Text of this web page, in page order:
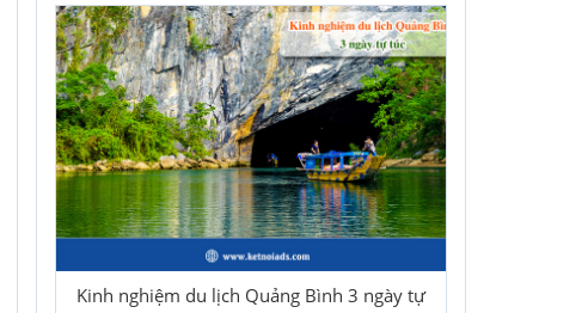
Kinh nghiệm du lịch Quảng Bình 3 ngày tự